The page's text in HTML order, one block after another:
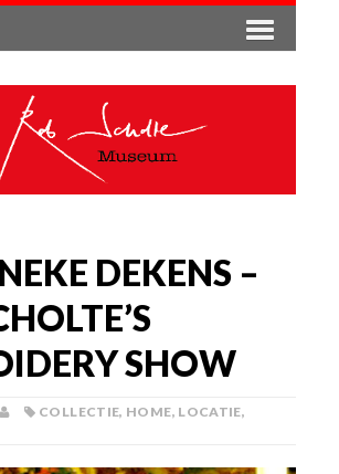
DEKENS –
SHOW
COLLECTIE, HOME, LOCATIE,